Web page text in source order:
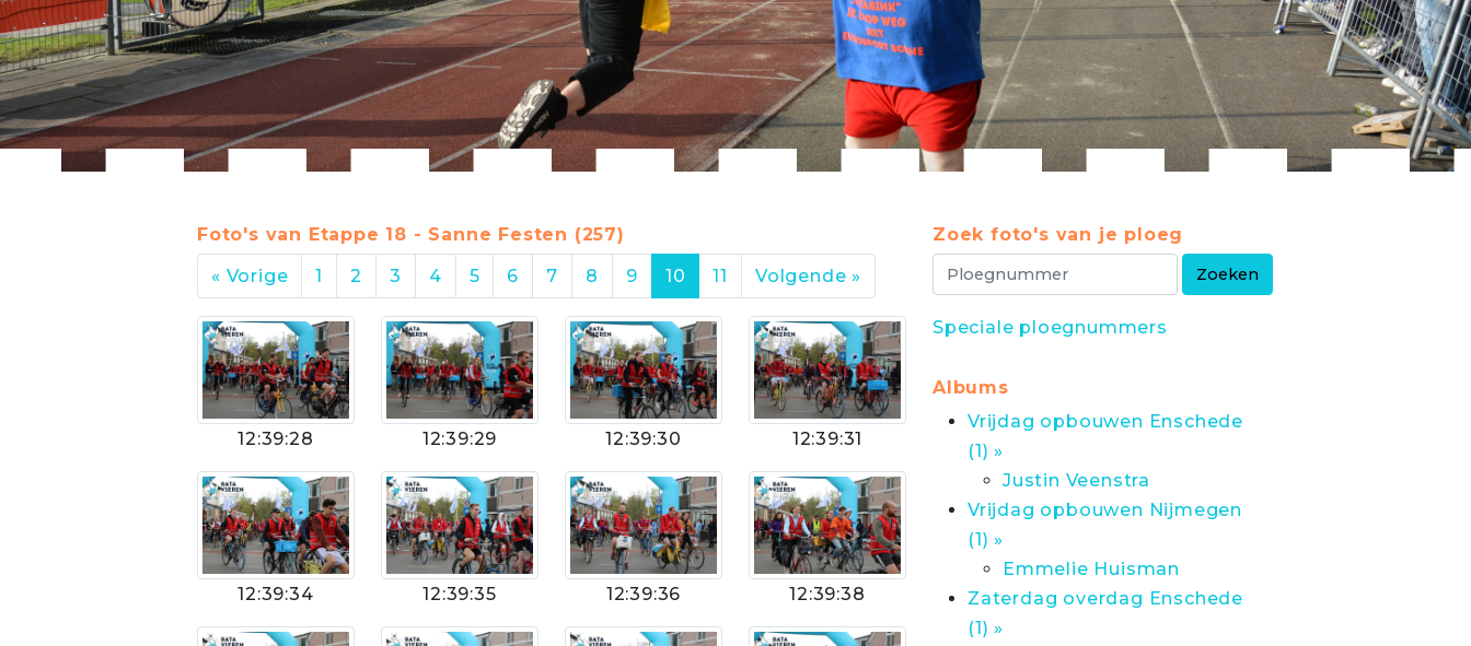
Foto's van Etappe 18 - Sanne Festen (257)
« Vorige
1 2 3 4 5 6 7 8 9 10 11 Volgende »
12:39:28 12:39:29 12:39:30 12:39:31
12:39:34 12:39:35 12:39:36 12:39:38
Zoek foto's van je ploeg
Speciale ploegnummers
Albums
Vrijdag opbouwen Enschede
(1) »
Justin Veenstra
Vrijdag opbouwen Nijmegen
(1) »
Emmelie Huisman
Zaterdag overdag Enschede
(1) »